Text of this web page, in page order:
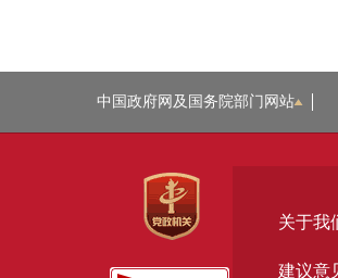
中国政府网及国务院部门网站
关于我
建议意